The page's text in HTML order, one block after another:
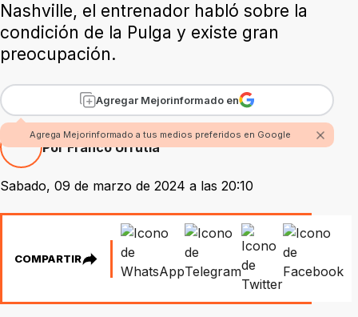
Nashville, el entrenador habló sobre la
condición de la Pulga y existe gran
preocupación.
Agregar Mejorinformado en
Agrega Mejorinformado a tus medios preferidos en Google
Por Franco Urrutia
Sabado, 09 de marzo de 2024 a las 20:10
COMPARTIR